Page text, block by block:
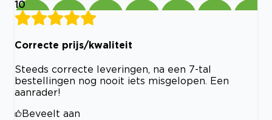
10
Correcte prijs/kwaliteit
Steeds correcte leveringen, na een 7-tal
bestellingen nog nooit iets misgelopen. Een
aanrader!
Beveelt aan